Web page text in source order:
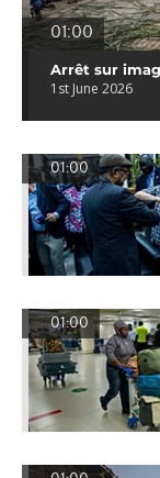
01:00
Arrêt sur
1st June 2026
01:00
01:00